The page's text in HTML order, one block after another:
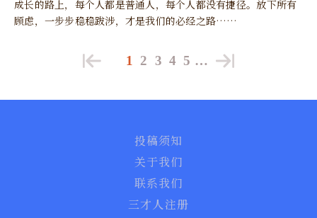
成长的路上，每个人都是普通人，每个人都没有捷径。放下所有
顾虑，一步步稳稳跋涉，才是我们的必经之路……
1 2 3 4 5 …
投稿须知
关于我们
联系我们
三才人注册